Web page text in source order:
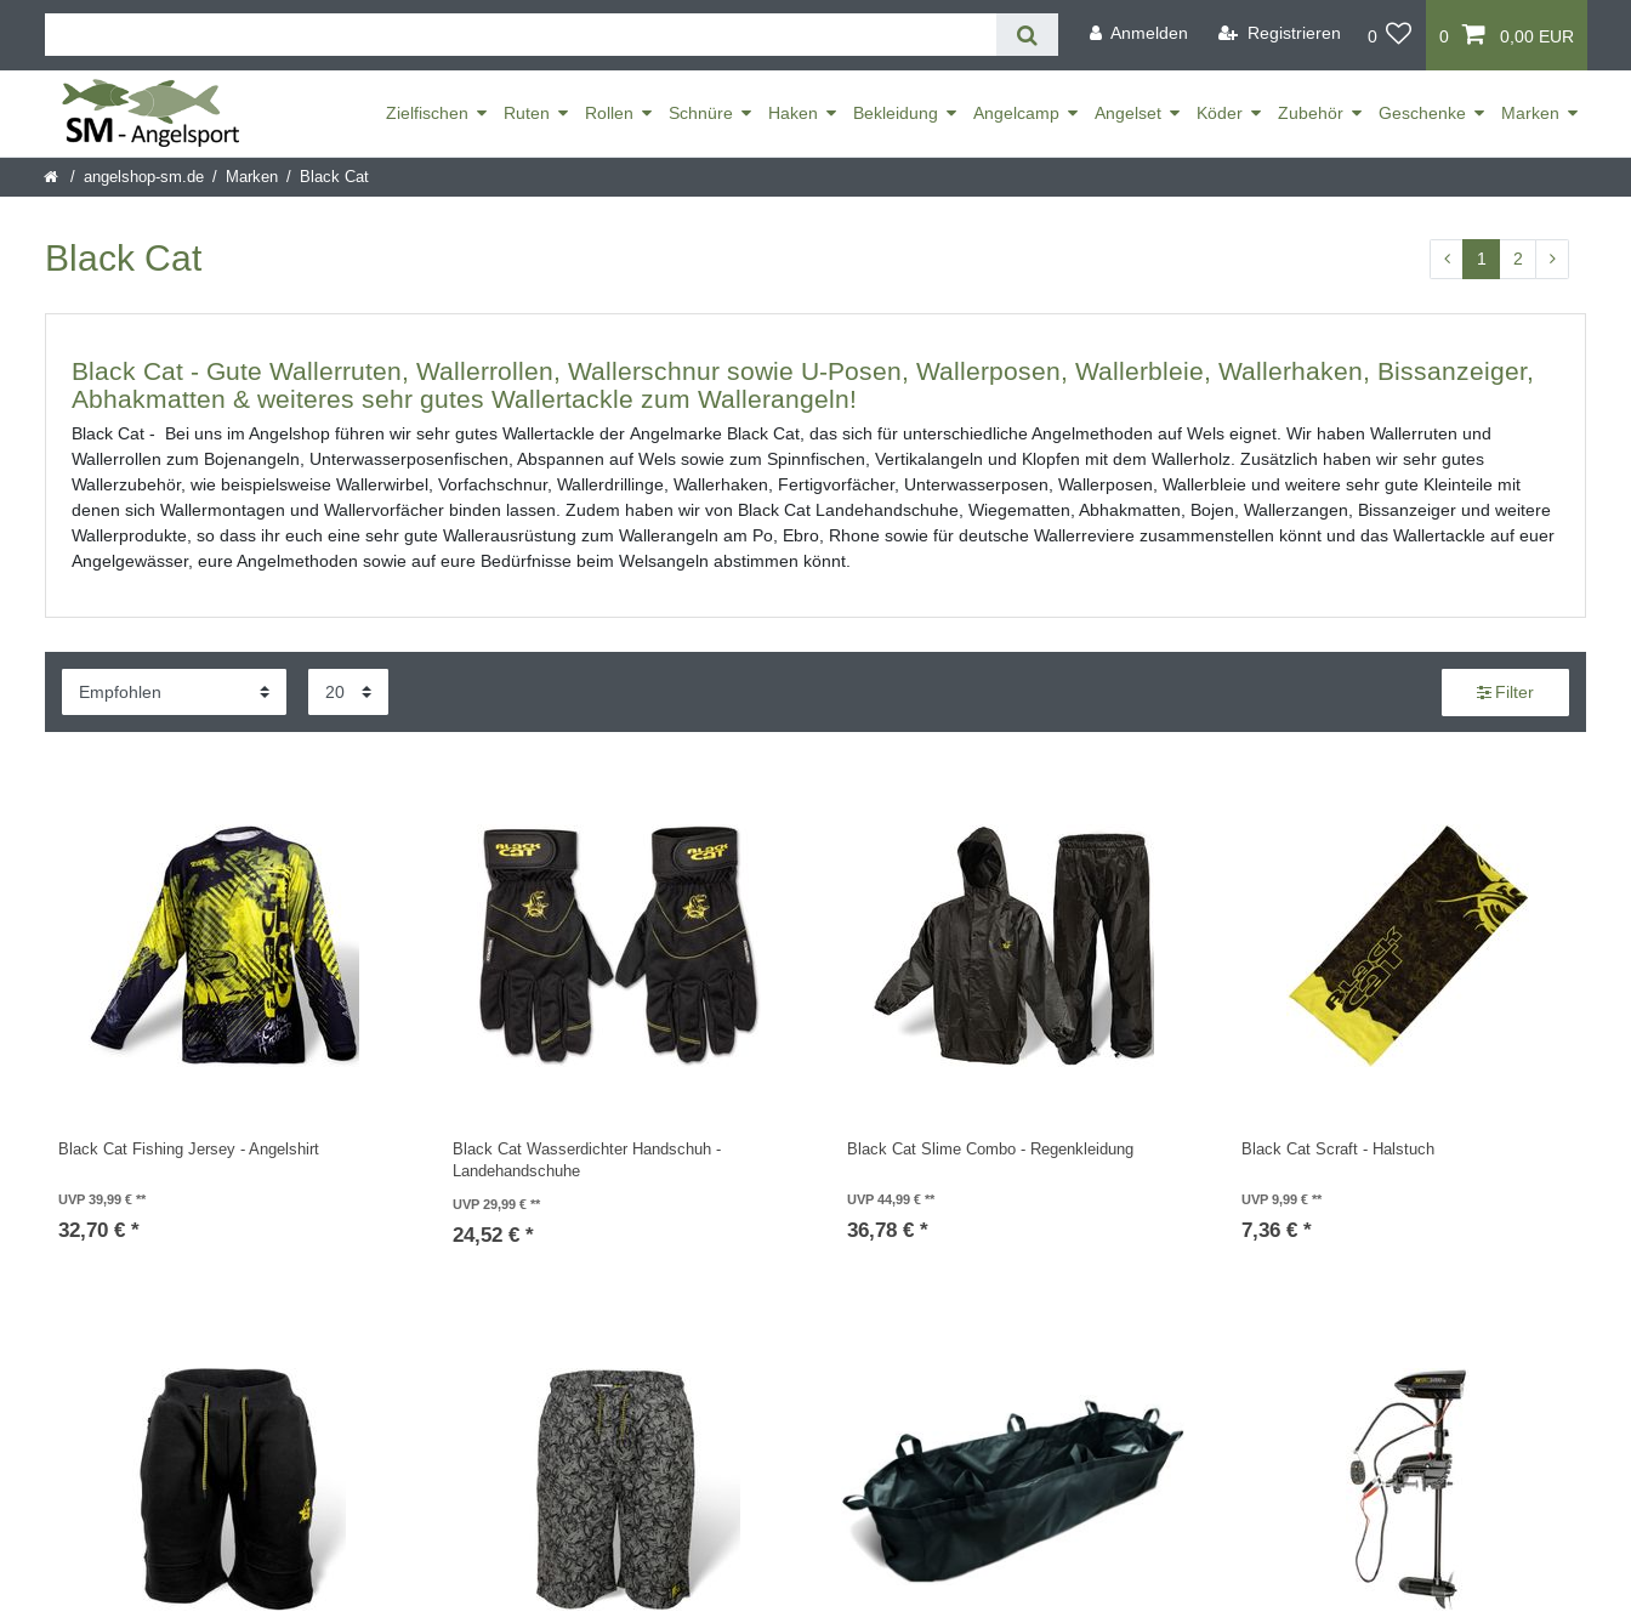
Anmelden Registrieren 0 0 0,00 EUR
Zielfischen Ruten Rollen Schnüre Haken Bekleidung Angelcamp Angelset Köder Zubehör Geschenke Marken
angelshop-sm.de Marken Black Cat
Black Cat 1 2
Black Cat - Gute Wallerruten, Wallerrollen, Wallerschnur sowie U-Posen, Wallerposen, Wallerbleie, Wallerhaken, Bissanzeiger,
Abhakmatten & weiteres sehr gutes Wallertackle zum Wallerangeln!
Black Cat - Bei uns im Angelshop führen wir sehr gutes Wallertackle der Angelmarke Black Cat, das sich für unterschiedliche Angelmethoden auf Wels eignet. Wir haben Wallerruten und
Wallerrollen zum Bojenangeln, Unterwasserposenfischen, Abspannen auf Wels sowie zum Spinnfischen, Vertikalangeln und Klopfen mit dem Wallerholz. Zusätzlich haben wir sehr gutes
Wallerzubehör, wie beispielsweise Wallerwirbel, Vorfachschnur, Wallerdrillinge, Wallerhaken, Fertigvorfächer, Unterwasserposen, Wallerposen, Wallerbleie und weitere sehr gute Kleinteile mit
denen sich Wallermontagen und Wallervorfächer binden lassen. Zudem haben wir von Black Cat Landehandschuhe, Wiegematten, Abhakmatten, Bojen, Wallerzangen, Bissanzeiger und weitere
Wallerprodukte, so dass ihr euch eine sehr gute Wallerausrüstung zum Wallerangeln am Po, Ebro, Rhone sowie für deutsche Wallerreviere zusammenstellen könnt und das Wallertackle auf euer
Angelgewässer, eure Angelmethoden sowie auf eure Bedürfnisse beim Welsangeln abstimmen könnt.
Filter
Black Cat Fishing Jersey - Angelshirt
UVP 39,99 €
32,70 € *
Black Cat Wasserdichter Handschuh -
Landehandschuhe
UVP 29,99 €
24,52 € *
Black Cat Slime Combo - Regenkleidung
UVP 44,99 €
36,78 € *
Black Cat Scraft - Halstuch
UVP 9,99 €
7,36 € *